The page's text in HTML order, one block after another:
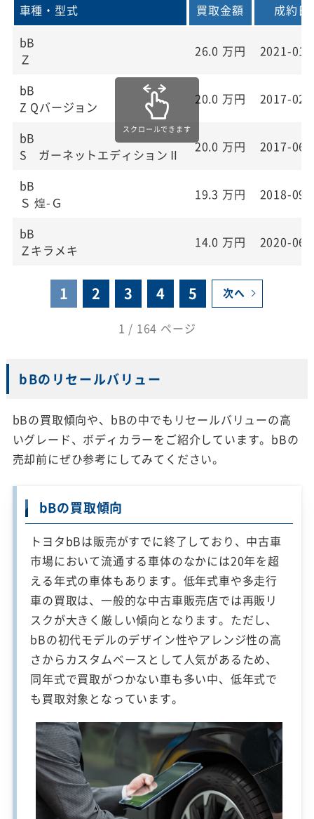
車種・型式 買取金額
成約日
bB
Ｚ
26.0 万円 2021-01-
bB
Z Qバージョン
20.0 万円 2017-02-
bB
S ガーネットエディションⅡ
20.0 万円 2017-06-
bB
Ｓ 煌-Ｇ
19.3 万円 2018-09-
bB
Ｚキラメキ
14.0 万円 2020-06-
1 2 3 4 5 次へ
1 / 164 ページ
bBのリセールバリュー
bBの買取傾向や、bBの中でもリセールバリューの高
いグレード、ボディカラーをご紹介しています。bBの
売却前にぜひ参考にしてみてください。
bBの買取傾向
トヨタbBは販売がすでに終了しており、中古車
市場において流通する車体のなかには20年を超
える年式の車体もあります。低年式車や多走行
車の買取は、一般的な中古車販売店では再販リ
スクが大きく厳しい傾向となります。ただし、
bBの初代モデルのデザイン性やアレンジ性の高
さからカスタムベースとして人気があるため、
同年式で買取がつかない車も多い中、低年式で
も買取対象となっています。